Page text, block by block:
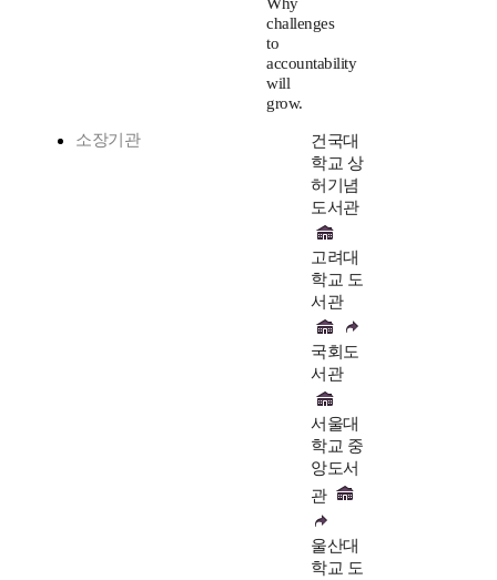
Why
challenges
to
accountability
will
grow.
소장기관
건국대
학교 상
허기념
도서관
고려대
학교 도
서관
국회도
서관
서울대
학교 중
앙도서
관
울산대
학교 도